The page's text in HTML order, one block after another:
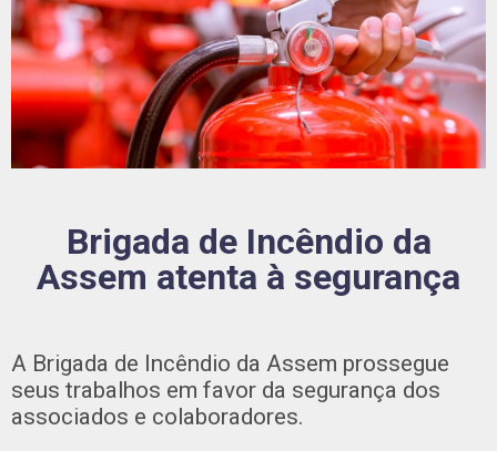
Brigada de Incêndio da
Assem atenta à segurança
A Brigada de Incêndio da Assem prossegue
seus trabalhos em favor da segurança dos
associados e colaboradores.